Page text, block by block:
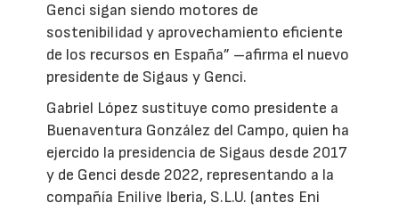
Genci sigan siendo motores de
sostenibilidad y aprovechamiento eficiente
de los recursos en España” –afirma el nuevo
presidente de Sigaus y Genci.
Gabriel López sustituye como presidente a
Buenaventura González del Campo, quien ha
ejercido la presidencia de Sigaus desde 2017
y de Genci desde 2022, representando a la
compañía Enilive Iberia, S.L.U. (antes Eni